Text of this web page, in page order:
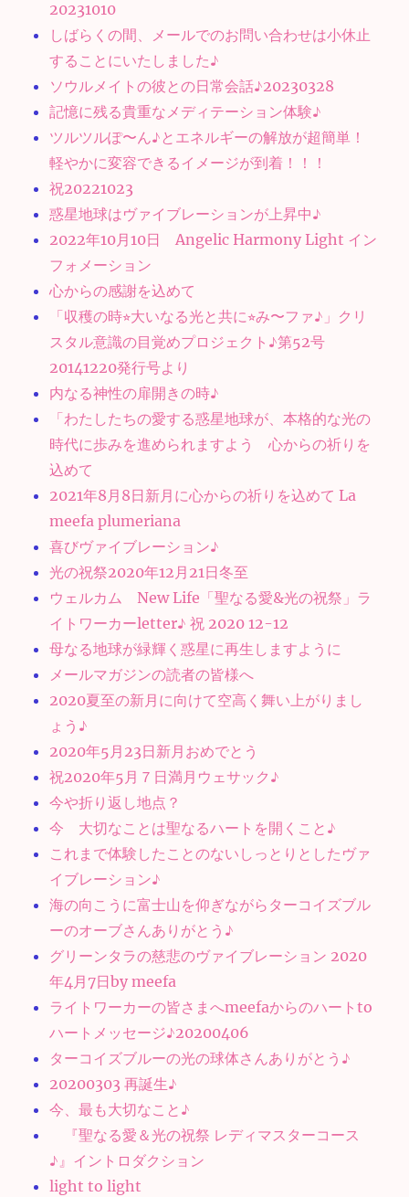
20231010
しばらくの間、メールでのお問い合わせは小休止
することにいたしました♪
ソウルメイトの彼との日常会話♪20230328
記憶に残る貴重なメディテーション体験♪
ツルツルぽ〜ん♪とエネルギーの解放が超簡単！
軽やかに変容できるイメージが到着！！！
祝20221023
惑星地球はヴァイブレーションが上昇中♪
2022年10月10日 Angelic Harmony Light イン
フォメーション
心からの感謝を込めて
「収穫の時⭐︎大いなる光と共に⭐︎み〜ファ♪」クリ
スタル意識の目覚めプロジェクト♪第52号
20141220発行号より
内なる神性の扉開きの時♪
「わたしたちの愛する惑星地球が、本格的な光の
時代に歩みを進められますよう 心からの祈りを
込めて
2021年8月8日新月に心からの祈りを込めて La
meefa plumeriana
喜びヴァイブレーション♪
光の祝祭2020年12月21日冬至
ウェルカム New Life「聖なる愛&光の祝祭」ラ
イトワーカーletter♪ 祝 2020 12-12
母なる地球が緑輝く惑星に再生しますように
メールマガジンの読者の皆様へ
2020夏至の新月に向けて空高く舞い上がりまし
ょう♪
2020年5月23日新月おめでとう
祝2020年5月７日満月ウェサック♪
今や折り返し地点？
今 大切なことは聖なるハートを開くこと♪
これまで体験したことのないしっとりとしたヴァ
イブレーション♪
海の向こうに富士山を仰ぎながらターコイズブル
ーのオーブさんありがとう♪
グリーンタラの慈悲のヴァイブレーション 2020
年4月7日by meefa
ライトワーカーの皆さまへmeefaからのハートto
ハートメッセージ♪20200406
ターコイズブルーの光の球体さんありがとう♪
20200303 再誕生♪
今、最も大切なこと♪
『聖なる愛＆光の祝祭 レディマスターコース
♪』イントロダクション
light to light